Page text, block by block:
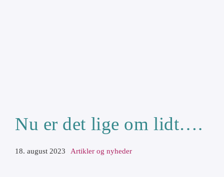
Nu er det lige om lidt….
18. august 2023 Artikler og nyheder